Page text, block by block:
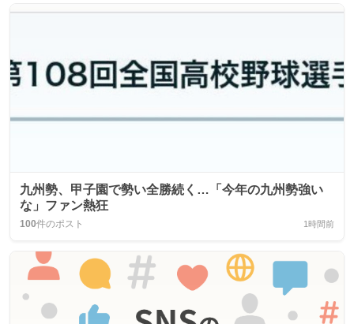
九州勢、甲子園で勢い全勝続く…「今年の九州勢強い
な」ファン熱狂
100件のポスト 1時間前